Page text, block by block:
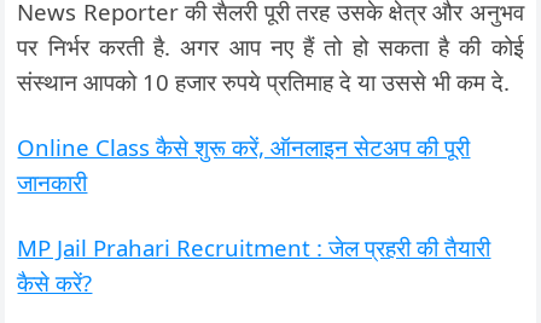
News Reporter की सैलरी पूरी तरह उसके क्षेत्र और अनुभव
पर निर्भर करती है. अगर आप नए हैं तो हो सकता है की कोई
संस्थान आपको 10 हजार रुपये प्रतिमाह दे या उससे भी कम दे.
Online Class कैसे शुरू करें, ऑनलाइन सेटअप की पूरी
जानकारी
MP Jail Prahari Recruitment : जेल प्रहरी की तैयारी
कैसे करें?